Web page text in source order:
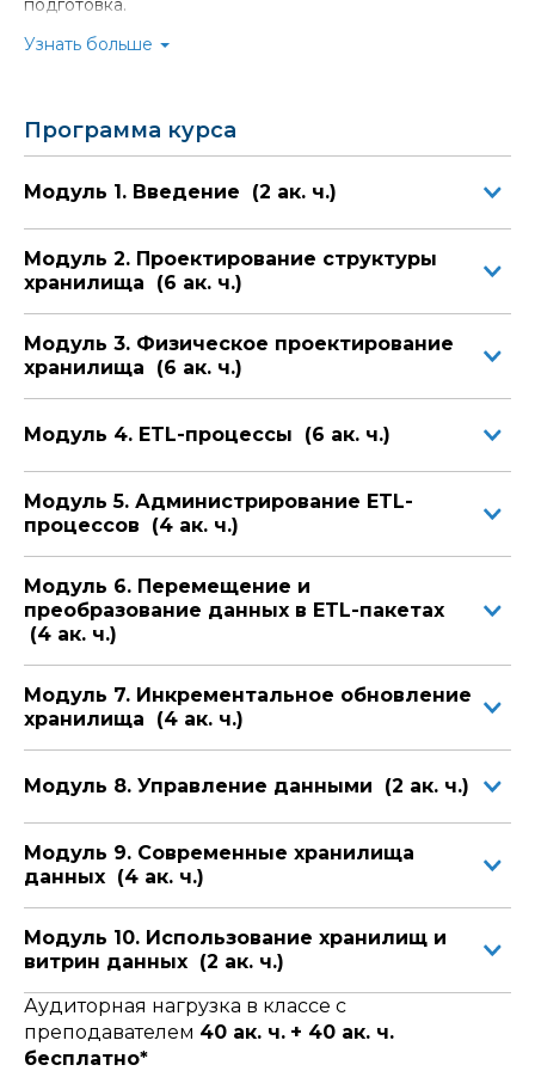
неполадок SSIS пакетов;
реализовывать ETL решение, которое
расширять пакеты SSIS пользовательскими
разворачивать и настраивать пакеты SSIS;
предоставлять данные из хранилищ для
аналитических приложений и других
потребителей.
Специалисты, обладающие этими знаниями и навыками,
в настоящее время крайне востребованы.
других стран. Они делают успешную карьеру и
подготовка.
Узнать больше
Программа курса
Модуль 1. Введение (2 ак. ч.)
Модуль 2. Проектирование структуры
хранилища (6 ак. ч.)
Модуль 3. Физическое проектирование
хранилища (6 ак. ч.)
Модуль 4. ETL-процессы (6 ак. ч.)
Модуль 5. Администрирование ETL-
процессов (4 ак. ч.)
Модуль 6. Перемещение и
преобразование данных в ETL-пакетах
(4 ак. ч.)
Модуль 7. Инкрементальное обновление
хранилища (4 ак. ч.)
Модуль 8. Управление данными (2 ак. ч.)
Модуль 9. Современные хранилища
данных (4 ак. ч.)
Модуль 10. Использование хранилищ и
витрин данных (2 ак. ч.)
Аудиторная нагрузка в классе с
преподавателем 40 ак. ч. + 40 ак. ч.
бесплатно*